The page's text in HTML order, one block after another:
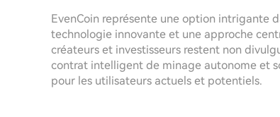
EvenCoin représente une option intrigante
technologie innovante et une approche
créateurs et investisseurs restent non
contrat intelligent de minage autonome et
pour les utilisateurs actuels et potentiels.